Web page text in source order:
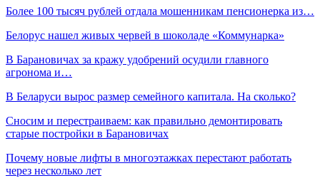
Более 100 тысяч рублей отдала мошенникам пенсионерка из…
Белорус нашел живых червей в шоколаде «Коммунарка»
В Барановичах за кражу удобрений осудили главного
агронома и…
В Беларуси вырос размер семейного капитала. На сколько?
Сносим и перестраиваем: как правильно демонтировать
старые постройки в Барановичах
Почему новые лифты в многоэтажках перестают работать
через несколько лет